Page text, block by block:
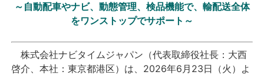
採用情報
English
～自動配車やナビ、動態管理、検品機能で、輸配送全体
をワンストップでサポート～
株式会社ナビタイムジャパン（代表取締役社長：大西
啓介、本社：東京都港区）は、2026年6月23日（火）よ